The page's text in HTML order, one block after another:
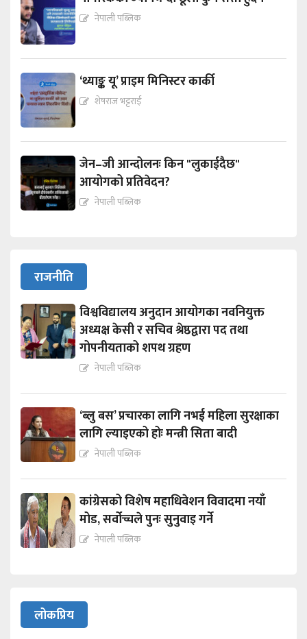
नेपाली पब्लिक
‘थ्याङ्क यू’ प्राइम मिनिस्टर कार्की
शेषराज भट्टराई
जेन–जी आन्दोलनः किन "लुकाईदैछ"
आयोगको प्रतिवेदन?
नेपाली पब्लिक
राजनीति
विश्वविद्यालय अनुदान आयोगका नवनियुक्त
अध्यक्ष केसी र सचिव श्रेष्ठद्वारा पद तथा
गोपनीयताको शपथ ग्रहण
नेपाली पब्लिक
‘ब्लु बस’ प्रचारका लागि नभई महिला सुरक्षाका
लागि ल्याइएको होः मन्त्री सिता बादी
नेपाली पब्लिक
कांग्रेसको विशेष महाधिवेशन विवादमा नयाँ
मोड, सर्वोच्चले पुनः सुनुवाइ गर्ने
नेपाली पब्लिक
लोकप्रिय